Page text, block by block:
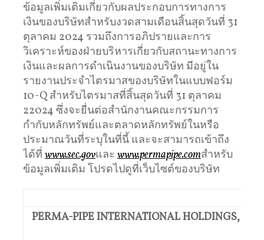
ข้อมูลเพิ่มเติมเกี่ยวกับผลประกอบการทางการ
เงินของบริษัทสำหรับงวดสามเดือนสิ้นสุดวันที่ 31
ตุลาคม 2024 รวมถึงการอภิปรายและการ
วิเคราะห์ของฝ่ายบริหารเกี่ยวกับสถานะทางการ
เงินและผลการดำเนินงานของบริษัท มีอยู่ใน
รายงานประจำไตรมาสของบริษัทในแบบฟอร์ม
10-Q สำหรับไตรมาสที่สิ้นสุดวันที่ 31 ตุลาคม
22024 ซึ่งจะยื่นต่อสำนักงานคณะกรรมการ
กำกับหลักทรัพย์และตลาดหลักทรัพย์ในหรือ
ประมาณวันที่ระบุในที่นี้ และจะสามารถเข้าถึง
ได้ที่ www.sec.govและ www.permapipe.comสำหรับ
ข้อมูลเพิ่มเติม โปรดไปดูที่เว็บไซต์ของบริษัท
PERMA-PIPE INTERNATIONAL HOLDINGS,